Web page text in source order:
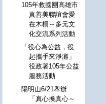
105年救國團高雄市
真善美聯誼會愛
在木柵～多元文
化交流系列活動
「役心為公益，役
起攜手來淨灘」
役政署105年公益
服務活動
陽明山6/21舉辦
「真心換真心～